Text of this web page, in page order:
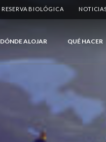
RESERVA BIOLÓGICA
DÓNDE ALOJAR QUÉ HACER